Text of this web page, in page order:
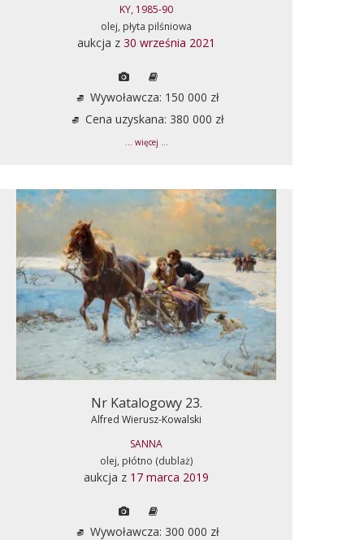
KY, 1985-90
olej, płyta pilśniowa
aukcja z 30 września 2021
Wywoławcza: 150 000 zł
Cena uzyskana: 380 000 zł
... więcej ...
Nr Katalogowy 23.
Alfred Wierusz-Kowalski
SANNA
olej, płótno (dublaż)
aukcja z 17 marca 2019
Wywoławcza: 300 000 zł